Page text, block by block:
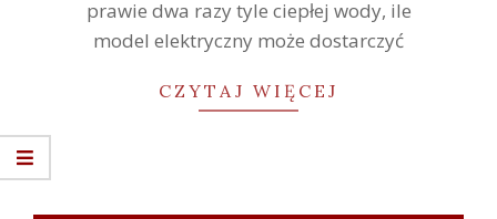
prawie dwa razy tyle ciepłej wody, ile
model elektryczny może dostarczyć
CZYTAJ WIĘCEJ